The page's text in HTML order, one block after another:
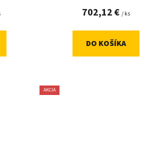
702,12 € / ks
DO KOŠÍKA
AKCIA